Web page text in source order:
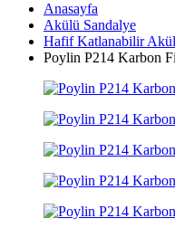
Anasayfa
Akülü Sandalye
Hafif Katlanabilir
Poylin P214 Karbon